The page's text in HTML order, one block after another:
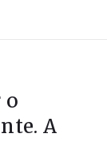
o
A